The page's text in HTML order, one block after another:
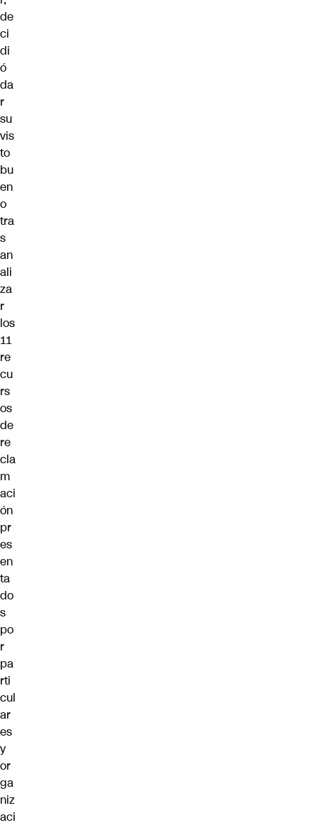
de
ci
di
ó
da
r
su
vis
to
bu
en
o
tra
s
an
ali
za
r
los
11
re
cu
rs
os
de
re
cla
m
aci
ón
pr
es
en
ta
do
s
po
r
pa
rti
cul
ar
es
y
or
ga
niz
aci